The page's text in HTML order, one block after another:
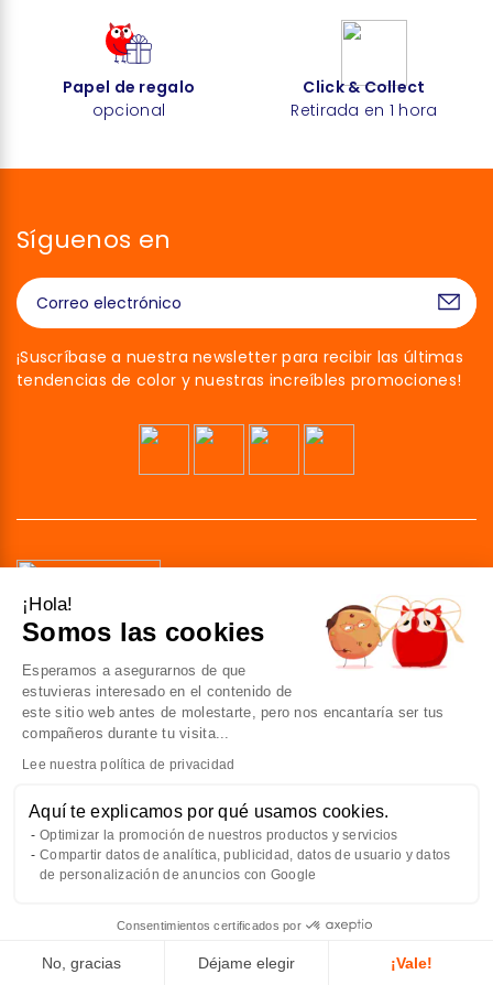
Papel de regalo
opcional
Click & Collect
Retirada en 1 hora
Síguenos en
¡Suscríbase a nuestra newsletter para recibir las últimas
tendencias de color y nuestras increíbles promociones!
92700 Colombes
Francia
TODO SOBRE NOSOTROS
A TU SERVICIO
¡Hola!
Somos las cookies
Esperamos a asegurarnos de que
estuvieras interesado en el contenido de
este sitio web antes de molestarte, pero nos encantaría ser tus
compañeros durante tu visita...
Lee nuestra política de privacidad
Aquí te explicamos por qué usamos cookies.
Optimizar la promoción de nuestros productos y servicios
Compartir datos de analítica, publicidad, datos de usuario y datos
de personalización de anuncios con Google
Consentimientos certificados por
No, gracias Déjame elegir ¡Vale!